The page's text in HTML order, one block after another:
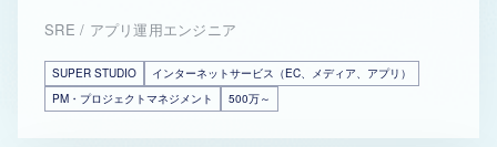
SRE / アプリ運用エンジニア
SUPER STUDIO
インターネットサービス（EC、メディア、アプリ）
PM・プロジェクトマネジメント
500万～